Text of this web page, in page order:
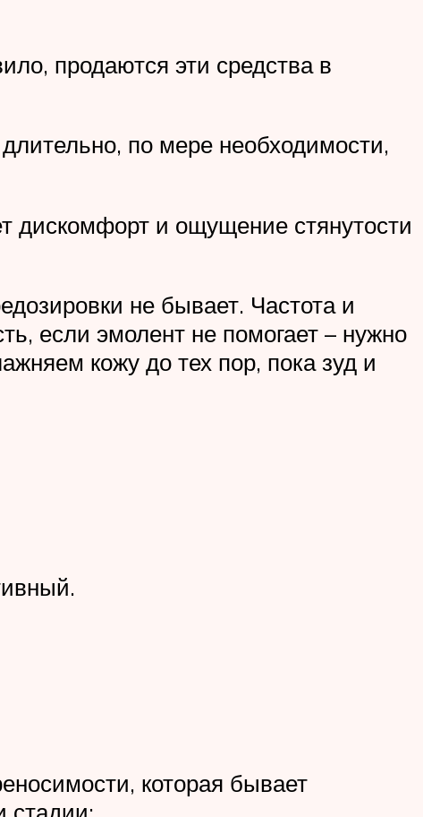
продаются эти средства в
по мере необходимости,
дискомфорт и ощущение стянутости
не бывает. Частота и
если эмолент не помогает – нужно
кожу до тех пор, пока зуд и
которая бывает